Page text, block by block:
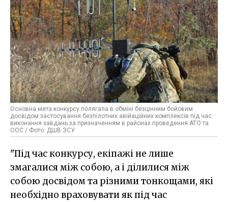
Основна мета конкурсу полягала в обміні безцінним бойовим
досвідом застосування безпілотних авійаційних комплексів під час
виконання завдань за призначенням в районах проведення АТО та
ООС / Фото: ДШВ ЗСУ
"Під час конкурсу, екіпажі не лише
змагалися між собою, а і ділилися між
собою досвідом та різними тонкощами, які
необхідно враховувати як під час